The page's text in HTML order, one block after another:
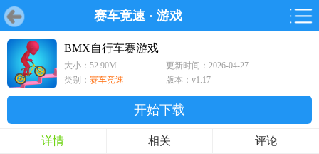
赛车竞速 · 游戏
首页 游戏 软件
首页 游戏 软件 鸿蒙
游戏
鸿蒙
软件
专题
BMX自行车赛游戏
大小：52.90M
更新时间：2026-04-27
类别： 赛车竞速 版本：v1.17
开始下载
详情 相关 评论